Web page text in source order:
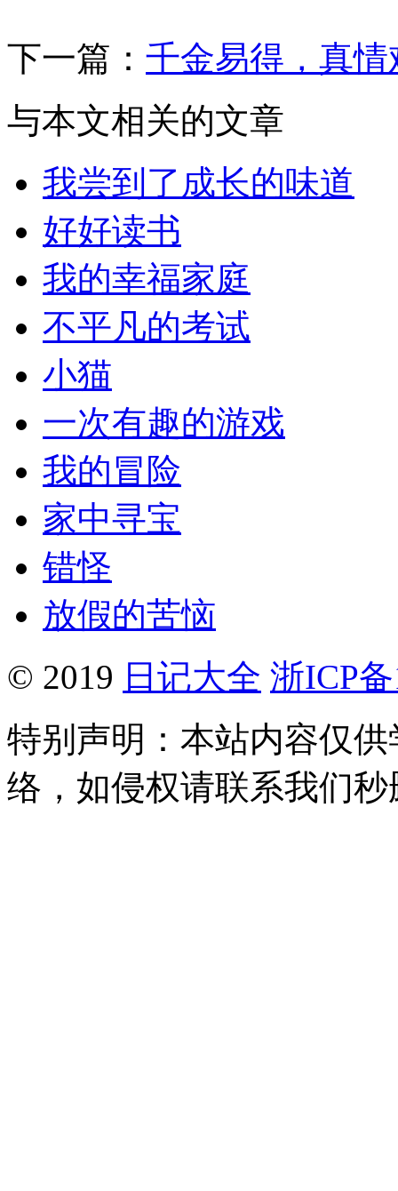
下一篇： 千金易得，真情
与本文相关的文章
我尝到了成长的味道
好好读书
我的幸福家庭
不平凡的考试
小猫
一次有趣的游戏
我的冒险
家中寻宝
错怪
放假的苦恼
© 2019 日记大全 浙ICP
特别声明：本站内容仅
络，如侵权请联系我们秒